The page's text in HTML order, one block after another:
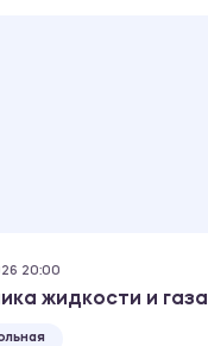
20:00
жидкости и газа